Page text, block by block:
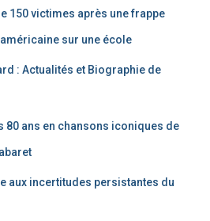
150 victimes après une frappe
sur une école
: Actualités et Biographie de
80 ans en chansons iconiques de
aux incertitudes persistantes du